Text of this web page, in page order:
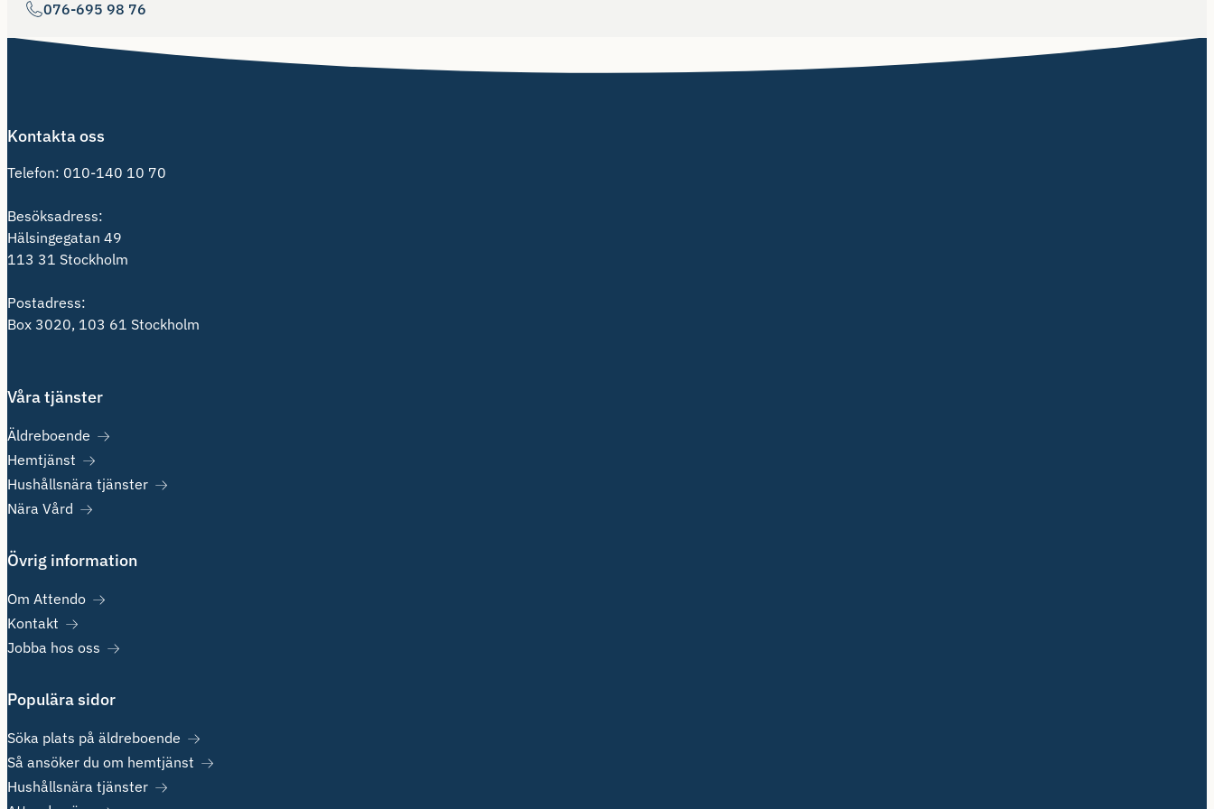
076-695 98 76
Kontakta oss
Telefon: 010-140 10 70
Besöksadress:
Hälsingegatan 49
113 31 Stockholm
Postadress:
Box 3020, 103 61 Stockholm
Våra tjänster
Äldreboende
Hemtjänst
Hushållsnära tjänster
Nära Vård
Övrig information
Om Attendo
Kontakt
Jobba hos oss
Populära sidor
Söka plats på äldreboende
Så ansöker du om hemtjänst
Hushållsnära tjänster